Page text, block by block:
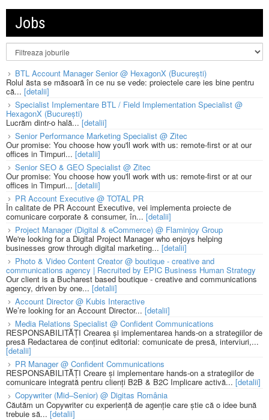
Jobs
BTL Account Manager Senior @ HexagonX (București)
Rolul ăsta se măsoară în ce nu se vede: proiectele care ies bine pentru
că... [detalii]
Specialist Implementare BTL / Field Implementation Specialist @
HexagonX (București)
Lucrăm dintr-o hală...[detalii]
Senior Performance Marketing Specialist @ Zitec
Our promise: You choose how you'll work with us: remote-first or at our
offices in Timpuri... [detalii]
Senior SEO & GEO Specialist @ Zitec
Our promise: You choose how you'll work with us: remote-first or at our
offices in Timpuri... [detalii]
PR Account Executive @ TOTAL PR
În calitate de PR Account Executive, vei implementa proiecte de
comunicare corporate & consumer, în... [detalii]
Project Manager (Digital & eCommerce) @ Flaminjoy Group
We're looking for a Digital Project Manager who enjoys helping
businesses grow through digital marketing... [detalii]
Photo & Video Content Creator @ boutique - creative and
communications agency | Recruited by EPIC Business Human Strategy
Our client is a Bucharest based boutique - creative and communications
agency, driven by one... [detalii]
Account Director @ Kubis Interactive
We’re looking for an Account Director... [detalii]
Media Relations Specialist @ Confident Communications
RESPONSABILITĂȚI Crearea și implementarea hands-on a strategiilor de
presă Redactarea de conținut editorial: comunicate de presă, interviuri,...
[detalii]
PR Manager @ Confident Communications
RESPONSABILITĂȚI Creare și implementare hands-on a strategiilor de
comunicare integrată pentru clienți B2B & B2C Implicare activă... [detalii]
Copywriter (Mid–Senior) @ Digitas România
Căutăm un Copywriter cu experiență de agenție care știe că o idee bună
trebuie să... [detalii]